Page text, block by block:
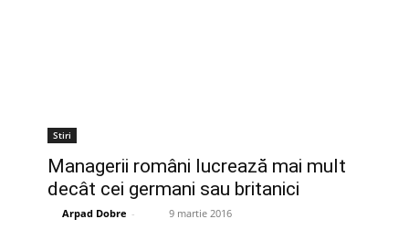
Stiri
Managerii români lucrează mai mult
decât cei germani sau britanici
Arpad Dobre - 9 martie 2016